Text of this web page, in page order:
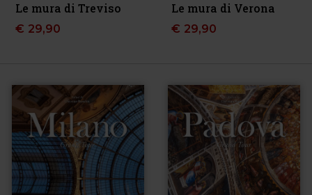
Le mura di Treviso
€ 29,90
Le mura di Verona
€ 29,90